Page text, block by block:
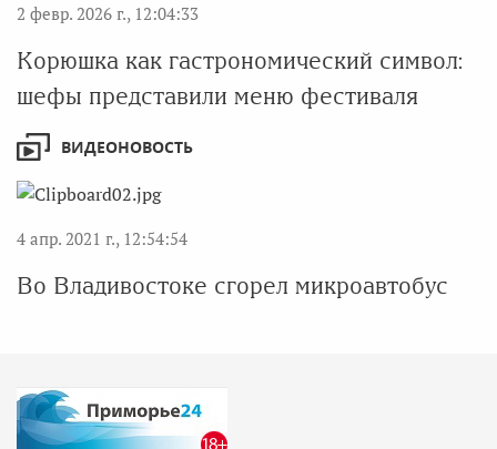
2 февр. 2026 г., 12:04:33
Корюшка как гастрономический символ:
шефы представили меню фестиваля
ВИДЕОНОВОСТЬ
4 апр. 2021 г., 12:54:54
Во Владивостоке сгорел микроавтобус